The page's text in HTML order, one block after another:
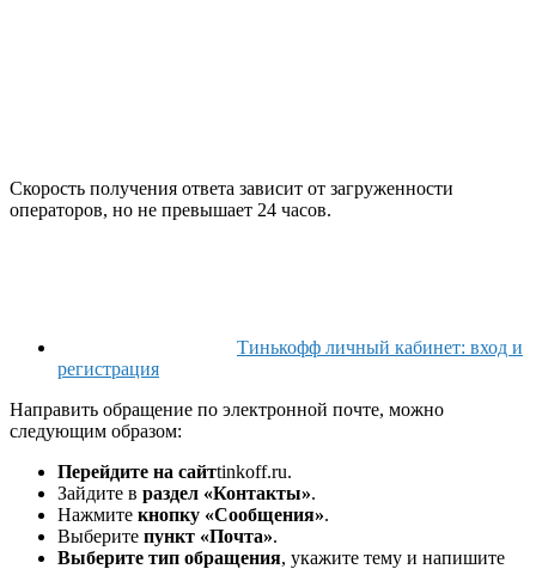
Скорость получения ответа зависит от загруженности
операторов, но не превышает 24 часов.
Тинькофф личный кабинет: вход и
регистрация
Направить обращение по электронной почте, можно
следующим образом:
Перейдите на сайтtinkoff.ru.
Зайдите в раздел «Контакты».
Нажмите кнопку «Сообщения».
Выберите пункт «Почта».
Выберите тип обращения, укажите тему и напишите